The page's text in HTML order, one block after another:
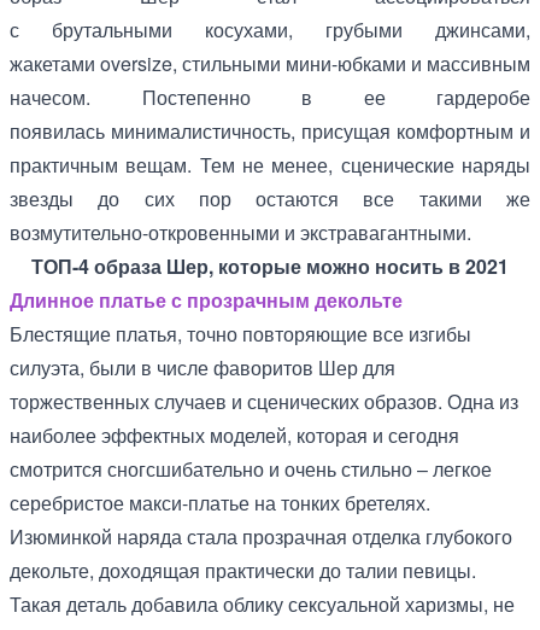
с брутальными косухами, грубыми джинсами,
жакетами oversize, стильными мини-юбками и массивным
начесом. Постепенно в ее гардеробе
появилась минималистичность, присущая комфортным и
практичным вещам. Тем не менее, сценические наряды
звезды до сих пор остаются все такими же
возмутительно-откровенными и экстравагантными.
ТОП-4 образа Шер, которые можно носить в 2021
Длинное платье с прозрачным декольте
Блестящие платья, точно повторяющие все изгибы
силуэта, были в числе фаворитов Шер для
торжественных случаев и сценических образов. Одна из
наиболее эффектных моделей, которая и сегодня
смотрится сногсшибательно и очень стильно – легкое
серебристое макси-платье на тонких бретелях.
Изюминкой наряда стала прозрачная отделка глубокого
декольте, доходящая практически до талии певицы.
Такая деталь добавила облику сексуальной харизмы, не